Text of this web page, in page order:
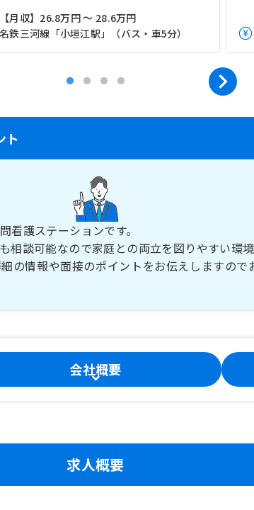
【月収】26.8万円 ～ 28.6万円
名鉄三河線「小垣江駅」（バス・車5分）
ト
看護ステーションです。
相談可能なので家庭との両立を図りやすい環
の情報や面接のポイントをお伝えしますので
会社概要
求人概要